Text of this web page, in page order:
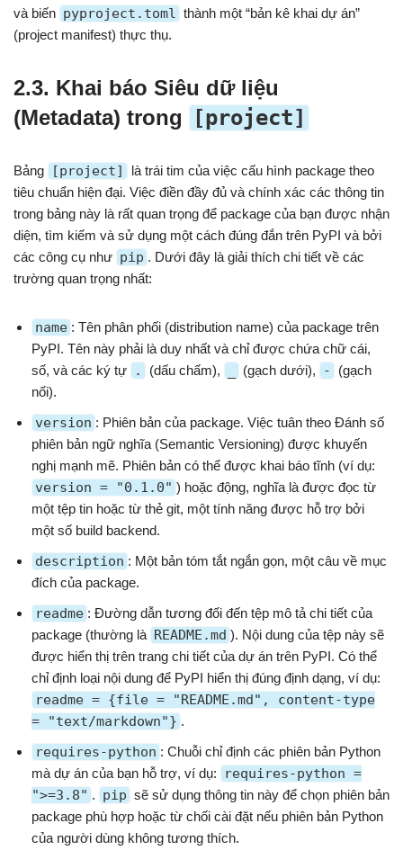
và biến pyproject.toml thành một “bản kê khai dự án”
(project manifest) thực thụ.
2.3. Khai báo Siêu dữ liệu
(Metadata) trong
[project]
Bảng [project]
là trái tim của việc cấu hình package theo
tiêu chuẩn hiện đại. Việc điền đầy đủ và chính xác các thông tin
trong bảng này là rất quan trọng để package của bạn được nhận
diện, tìm kiếm và sử dụng một cách đúng đắn trên PyPI và bởi
các công cụ như pip . Dưới đây là giải thích chi tiết về các
trường quan trọng nhất:
name : Tên phân phối (distribution name) của package trên
PyPI. Tên này phải là duy nhất và chỉ được chứa chữ cái,
số, và các ký tự
. (dấu chấm), (gạch dưới), -
(gạch
nối).
version : Phiên bản của package. Việc tuân theo Đánh số
phiên bản ngữ nghĩa (Semantic Versioning) được khuyến
nghị mạnh mẽ. Phiên bản có thể được khai báo tĩnh (ví dụ:
version = "0.1.0" ) hoặc động, nghĩa là được đọc từ
một tệp tin hoặc từ thẻ git, một tính năng được hỗ trợ bởi
một số build backend.
description : Một bản tóm tắt ngắn gọn, một câu về mục
đích của package.
readme : Đường dẫn tương đối đến tệp mô tả chi tiết của
package (thường là README.md ). Nội dung của tệp này sẽ
được hiển thị trên trang chi tiết của dự án trên PyPI. Có thể
chỉ định loại nội dung để PyPI hiển thị đúng định dạng, ví dụ:
readme = {file = "README.md", content-type
= "text/markdown"} .
requires-python : Chuỗi chỉ định các phiên bản Python
mà dự án của bạn hỗ trợ, ví dụ:
requires-python =
">=3.8" . pip sẽ sử dụng thông tin này để chọn phiên bản
package phù hợp hoặc từ chối cài đặt nếu phiên bản Python
của người dùng không tương thích.